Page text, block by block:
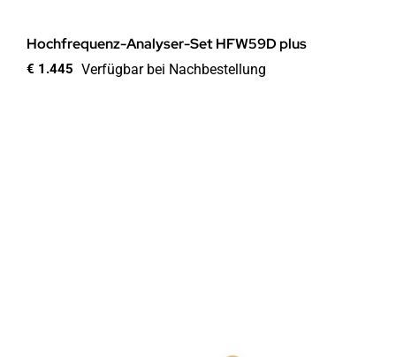
Hochfrequenz-Analyser-Set HFW59D plus
€ 1.445 Verfügbar bei Nachbestellung